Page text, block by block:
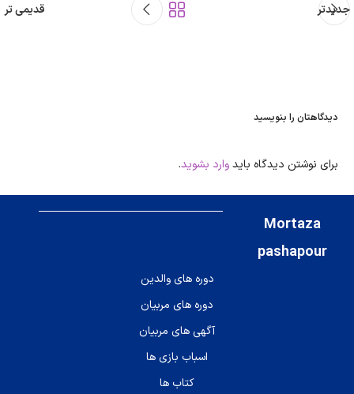
جدیدتر قدیمی تر
دیدگاهتان را بنویسید
برای نوشتن دیدگاه بایدوارد بشوید.
دوره های والدین
دوره های مربیان
آگهی های مربیان
Mortaza
pashapour
اسباب بازی ها
کتاب ها